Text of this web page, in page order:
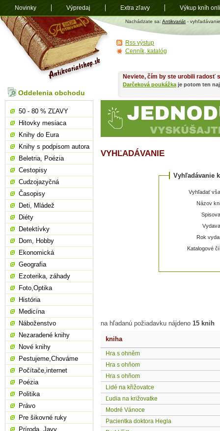
Antikvariát
shop.sk
Nachádzate sa: Antikvariát - vyhľadávanie
VYHĽADÁVANIE
Vyhľadávanie
Vyhľadať
Názov
Rok
Katalogové
na hľadanú požiadavku nájdeno 15 knih
kniha
Hra s ohněm
Hra s ohňom
Hra s ohňom
Lidé na křižovatce
Ľudia na križovatke
Modré Vánoce
Pacientka doktora Hegla
Neviete, čím by ste urobili radosť
Darčeková poukážka je potom ten
Oddelenia obchodu
50 - 80 % ZĽAVY
Hitovky mesiaca
Knihy do Eura
Knihy s podpisom autora
Beletria, Poézia
Cestopisy
Cudzojazyčná
Časopisy
Deti, Mládež
Diéty
Detektívky
Dom, Hobby
Ekonomická
Geografia
Ezoterika, záhady
Foto,Optika
História
Medicína
Náboženstvo
Nezaradené knihy
Nové knihy
Pestujeme,Chováme
Počítače,internet
Poézia
Politika
Právo
Pre šikovné ruky
Príroda, Javy
Rss výstup
Cenník, katalóg
Novinky Výpredaj Extra zľavy Výkup kníh